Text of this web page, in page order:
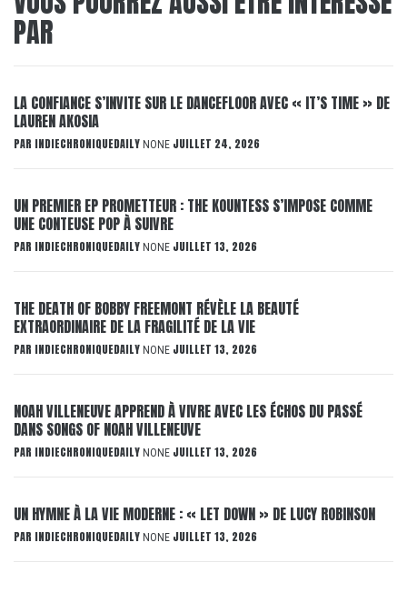
PAR
LA CONFIANCE S’INVITE SUR LE DANCEFLOOR AVEC « IT’S TIME » DE
LAUREN AKOSIA
PAR INDIECHRONIQUEDAILY NONE JUILLET 24, 2026
UN PREMIER EP PROMETTEUR : THE KOUNTESS S’IMPOSE COMME
UNE CONTEUSE POP À SUIVRE
PAR INDIECHRONIQUEDAILY NONE JUILLET 13, 2026
THE DEATH OF BOBBY FREEMONT RÉVÈLE LA BEAUTÉ
EXTRAORDINAIRE DE LA FRAGILITÉ DE LA VIE
PAR INDIECHRONIQUEDAILY NONE JUILLET 13, 2026
NOAH VILLENEUVE APPREND À VIVRE AVEC LES ÉCHOS DU PASSÉ
DANS SONGS OF NOAH VILLENEUVE
PAR INDIECHRONIQUEDAILY NONE JUILLET 13, 2026
UN HYMNE À LA VIE MODERNE : « LET DOWN » DE LUCY ROBINSON
PAR INDIECHRONIQUEDAILY NONE JUILLET 13, 2026